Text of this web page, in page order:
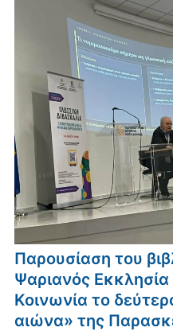
Παρουσίαση του
Ψαριανός Εκκλησία
Κοινωνία το
αιώνα» της